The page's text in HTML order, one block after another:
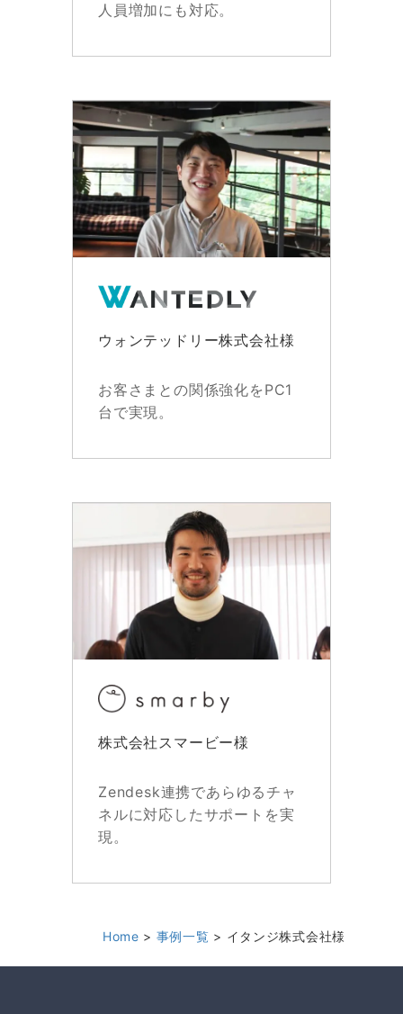
人員増加にも対応。
ウォンテッドリー株式会社様
お客さまとの関係強化をPC1
台で実現。
株式会社スマービー様
Zendesk連携であらゆるチャ
ネルに対応したサポートを実
現。
Home 事例一覧 イタンジ株式会社様